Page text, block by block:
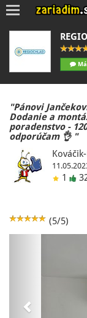
Toggle
"Pánovi
Dodanie a
poradenstvo -
odporúčam 👌 "
1
(5/5)